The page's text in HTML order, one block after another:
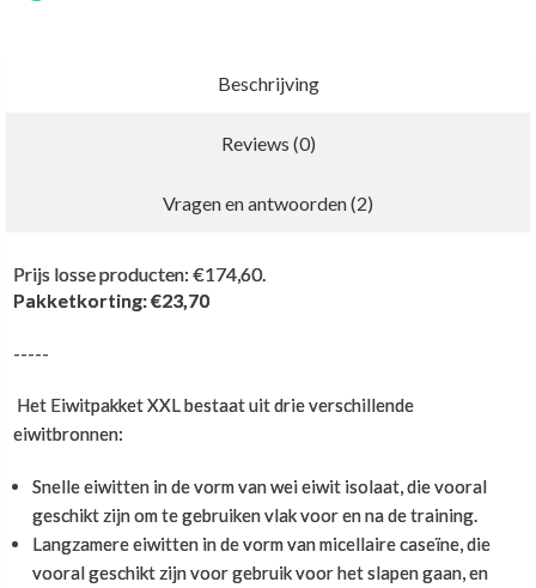
Beschrijving
Reviews (0)
Vragen en antwoorden (2)
Prijs losse producten: €174,60.
Pakketkorting: €23,70
-----
Het Eiwitpakket XXL bestaat uit drie verschillende
eiwitbronnen:
Snelle eiwitten in de vorm van wei eiwit isolaat, die vooral
geschikt zijn om te gebruiken vlak voor en na de training.
Langzamere eiwitten in de vorm van micellaire caseïne, die
vooral geschikt zijn voor gebruik voor het slapen gaan, en
Ik zag op jullie site een voordeelpakket met shakes
en repen. Moet ik daar dan nog wrl bij eten of niet?
voedingsupplementen. Deze zijn inderdaad bedoeld
als aanvulling op regulier voedsel. In geval van een
eiwitdieet wordt het reguliere voedsel
teruggebracht tot hoofdzakelijk groenten bij de
eiwitshakes.
Klant Vraag:
gebruiken of kopen ?
Hoi Danny,
In principe heb je geen supplementen 'nodig'. Ze
kunnen je progressie wel versnellen en ze kunnen